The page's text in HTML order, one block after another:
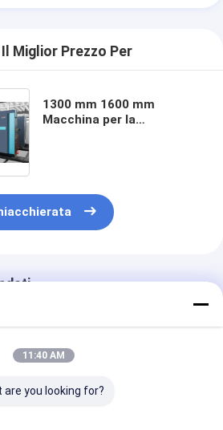
Miglior Prezzo Per
1300 mm 1600 mm
Macchina per la
11:40 AM
are you looking for?